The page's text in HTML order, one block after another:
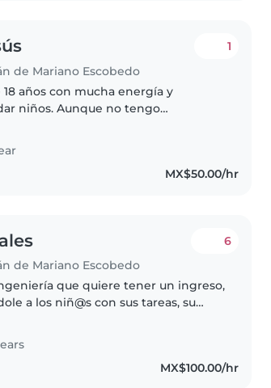
de Mariano Escobedo
1
años con mucha energía y
niños. Aunque no tengo
MX$50.00/hr
de Mariano Escobedo
6
que quiere tener un ingreso,
a los niñ@s con sus tareas, su
MX$100.00/hr